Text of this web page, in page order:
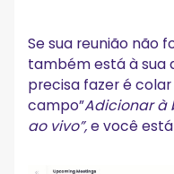
Se sua reunião não
também está à sua
precisa fazer é
campo”Adicionar à
ao vivo”,e você